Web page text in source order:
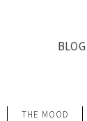
BLOG
THE MOOD